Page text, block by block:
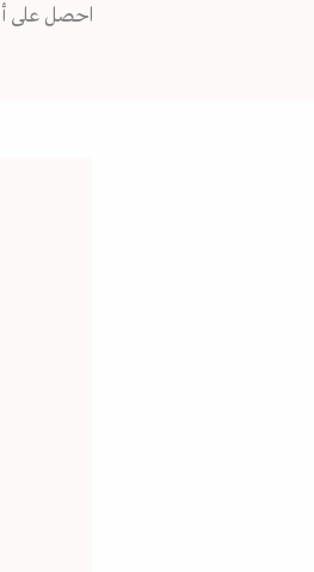
احصل على